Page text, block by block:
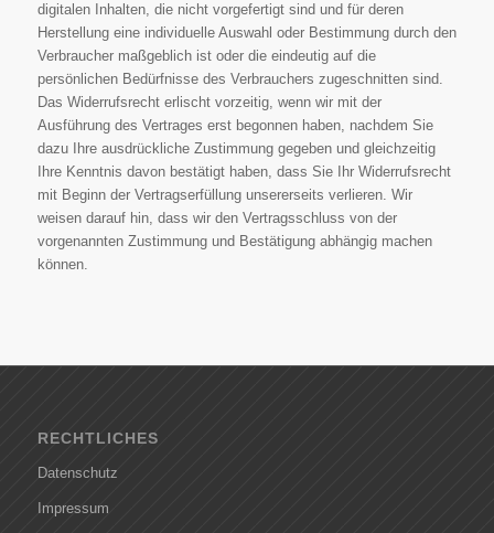
digitalen Inhalten, die nicht vorgefertigt sind und für deren
Herstellung eine individuelle Auswahl oder Bestimmung durch den
Verbraucher maßgeblich ist oder die eindeutig auf die
persönlichen Bedürfnisse des Verbrauchers zugeschnitten sind.
Das Widerrufsrecht erlischt vorzeitig, wenn wir mit der
Ausführung des Vertrages erst begonnen haben, nachdem Sie
dazu Ihre ausdrückliche Zustimmung gegeben und gleichzeitig
Ihre Kenntnis davon bestätigt haben, dass Sie Ihr Widerrufsrecht
mit Beginn der Vertragserfüllung unsererseits verlieren. Wir
weisen darauf hin, dass wir den Vertragsschluss von der
vorgenannten Zustimmung und Bestätigung abhängig machen
können.
RECHTLICHES
Datenschutz
Impressum